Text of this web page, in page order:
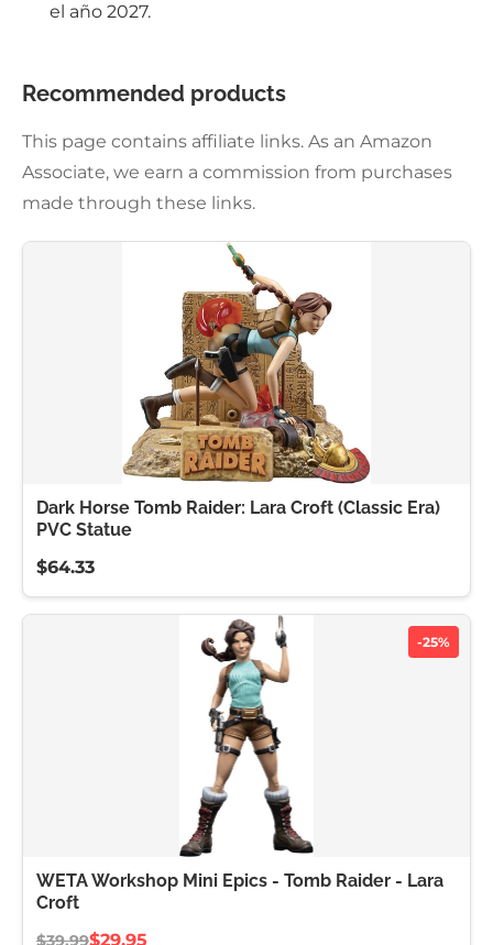
el año 2027.
Recommended products
This page contains affiliate links. As an Amazon
Associate, we earn a commission from purchases
made through these links.
Dark Horse Tomb Raider: Lara Croft (Classic Era)
PVC Statue
$64.33
-25%
WETA Workshop Mini Epics - Tomb Raider - Lara
Croft
$39.99$29.95